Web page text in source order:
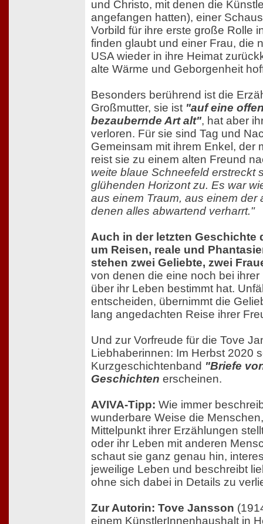
und Christo, mit denen die
angefangen hatten), einer
Vorbild für ihre erste große Rolle
finden glaubt und einer Frau, die
USA wieder in ihre Heimat
alte Wärme und Geborgenheit
Besonders berührend ist die
Großmutter, sie ist "auf eine
bezaubernde Art alt", hat aber
verloren. Für sie sind Tag und
Gemeinsam mit ihrem Enkel, der
reist sie zu einem alten Freund
weite blaue Schneefeld erstreckt
glühenden Horizont zu. Es war
aus einem Traum, aus einem der
denen alles abwartend verharrt."
Auch in der letzten Geschichte
um Reisen, reale und
stehen zwei Geliebte, zwei
von denen die eine noch bei ihrer
über ihr Leben bestimmt hat.
entscheiden, übernimmt die
lang angedachten Reise ihrer
Und zur Vorfreude für die Tove
Liebhaberinnen: Im Herbst 2020
Kurzgeschichtenband "Briefe
Geschichten erscheinen.
AVIVA-Tipp: Wie immer
wunderbare Weise die
Mittelpunkt ihrer Erzählungen
oder ihr Leben mit anderen
schaut sie ganz genau hin,
jeweilige Leben und beschreibt
ohne sich dabei in Details zu
Zur Autorin: Tove Jansson
einem KünstlerInnenhaushalt in